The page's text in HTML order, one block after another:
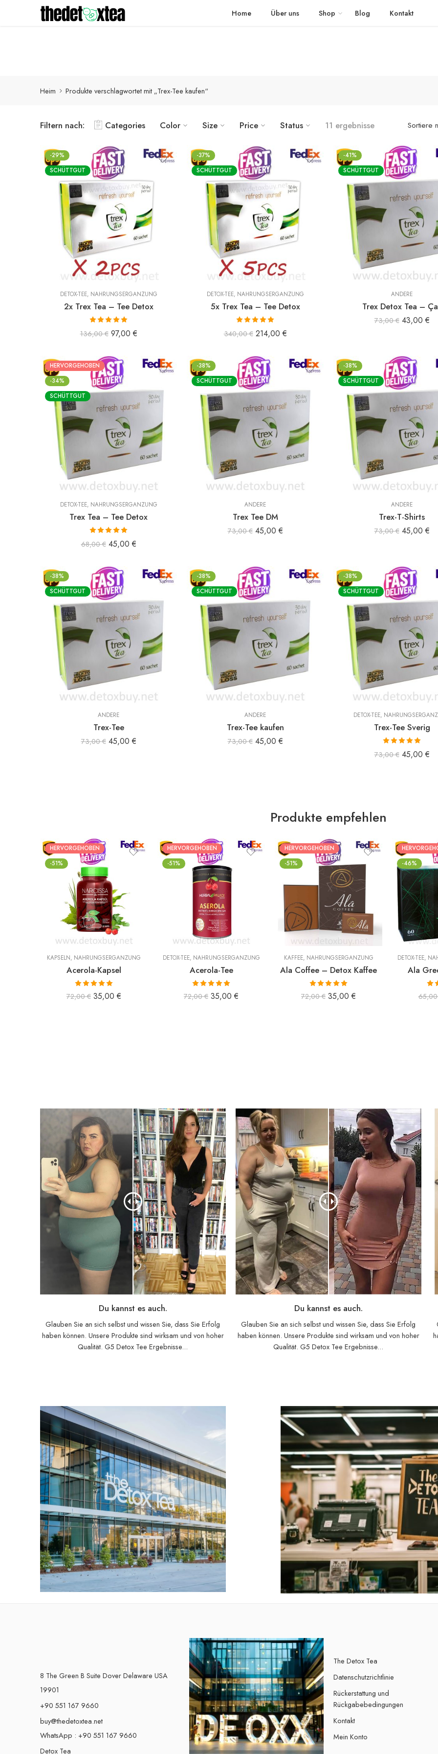
Detox-Produkte werden innerhalb von 1-3 Werktagen mit schnellem Versand in die ganze Welt geliefert The Detox Tea
Home Über uns Shop Blog Kontakt
Heim Produkte verschlagwortet mit „Trex-Tee kaufen“
Filtern nach: Categories Color Size Price Status 11 ergebnisse Sortiere
-29%
SCHÜTTGUT
DETOX-TEE, NAHRUNGSERGÄNZUNG
2x Trex Tea – Tee Detox
Bewertet mit
5.00
von 5
136,00€ 97,00 €
-37%
SCHÜTTGUT
DETOX-TEE, NAHRUNGSERGÄNZUNG
5x Trex Tea – Tee Detox
Bewertet mit
von 5
340,00€ 214,00 €
-41%
SCHÜTTGUT
ANDERE
Trex Detox Tea –
73,00€ 43,00 €
HERVORGEHOBEN
-34%
SCHÜTTGUT
DETOX-TEE, NAHRUNGSERGÄNZUNG
Trex Tea – Tee Detox
Bewertet mit
von 5
68,00€ 45,00 €
-38%
SCHÜTTGUT
ANDERE
Trex Tee DM
73,00€ 45,00 €
-38%
SCHÜTTGUT
ANDERE
Trex-T-Shirts
73,00€ 45,00 €
-38%
SCHÜTTGUT
ANDERE
Trex-Tee
73,00€ 45,00 €
-38%
SCHÜTTGUT
ANDERE
Trex-Tee kaufen
73,00€ 45,00 €
-38%
SCHÜTTGUT
DETOX-TEE,
Trex-Tee Sverig
Bewertet mit
von 5
73,00€ 45,00 €
Produkte empfehlen
HERVORGEHOBEN
-51%
KAPSELN, NAHRUNGSERGÄNZUNG
Acerola-Kapsel
Bewertet mit
5.00 von 5
72,00€ 35,00 €
HERVORGEHOBEN
-51%
DETOX-TEE, NAHRUNGSERGÄNZUNG
Acerola-Tee
Bewertet mit
5.00 von 5
72,00€ 35,00 €
HERVORGEHOBEN
-51%
KAFFEE, NAHRUNGSERGÄNZUNG
Ala Coffee – Detox Kaffee
Bewertet mit
5.00 von 5
72,00€ 35,00 €
-46%
DETOX-TEE,
Ala
Du kannst es auch.
Glauben Sie an sich selbst und wissen Sie, dass Sie Erfolg
haben können. Unsere Produkte sind wirksam und von hoher
Qualität. G5 Detox Tee Ergebnisse...
Du kannst es auch.
Glauben Sie an sich selbst und wissen Sie, dass Sie Erfolg
haben können. Unsere Produkte sind wirksam und von hoher
Qualität. G5 Detox Tee Ergebnisse...
8 The Green B Suite Dover Delaware USA
19901
+90 551 167 9660
buy@thedetoxtea.net
WhatsApp : +90 551 167 9660
Detox Tea
The Detox Tea
Datenschutzrichtlinie
Rückerstattung und
Rückgabebedingungen
Kontakt
Mein Konto